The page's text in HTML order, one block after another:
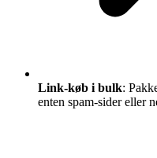
Link-køb i bulk:
enten spam-sider eller